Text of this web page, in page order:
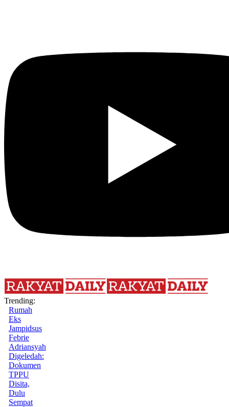
Trending:
Rumah
Eks
Jampidsus
Febrie
Adriansyah
Digeledah:
Dokumen
TPPU
Disita,
Dulu
Sempat